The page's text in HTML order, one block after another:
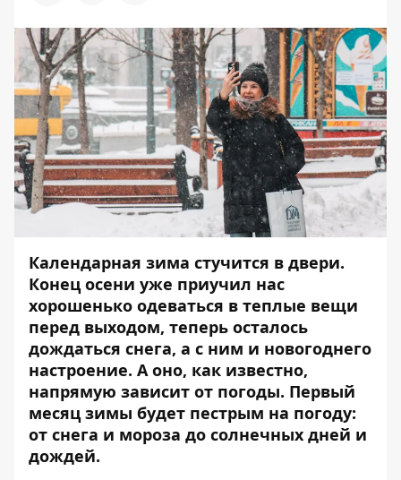
Календарная зима стучится в двери.
Конец осени уже приучил нас
хорошенько одеваться в теплые вещи
перед выходом, теперь осталось
дождаться снега, а с ним и новогоднего
настроение. А оно, как известно,
напрямую зависит от погоды. Первый
месяц зимы будет пестрым на погоду:
от снега и мороза до солнечных дней и
дождей.